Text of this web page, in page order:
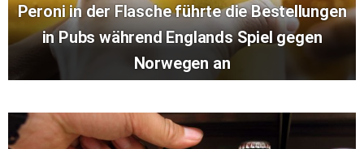
Peroni in der Flasche führte die Bestellungen
in Pubs während Englands Spiel gegen
Norwegen an